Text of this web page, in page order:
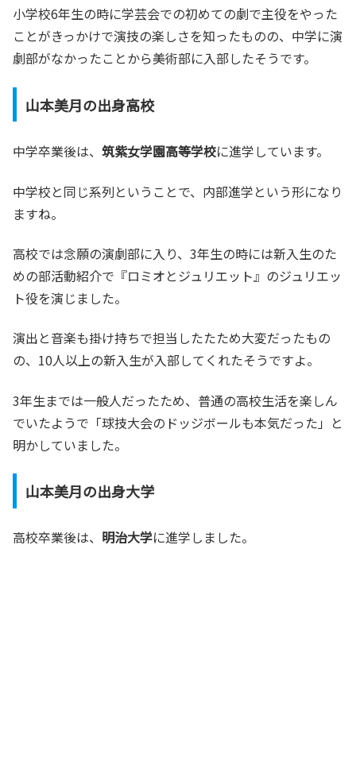
小学校6年生の時に学芸会での初めての劇で主役をやった
ことがきっかけで演技の楽しさを知ったものの、中学に演
劇部がなかったことから美術部に入部したそうです。
山本美月の出身高校
中学卒業後は、 筑紫女学園高等学校に進学しています。
中学校と同じ系列ということで、内部進学という形になり
ますね。
高校では念願の演劇部に入り、3年生の時には新入生のた
めの部活動紹介で『ロミオとジュリエット』のジュリエッ
ト役を演じました。
演出と音楽も掛け持ちで担当したたため大変だったもの
の、10人以上の新入生が入部してくれたそうですよ。
3年生までは一般人だったため、普通の高校生活を楽しん
でいたようで「球技大会のドッジボールも本気だった」と
明かしていました。
山本美月の出身大学
高校卒業後は、 明治大学に進学しました。